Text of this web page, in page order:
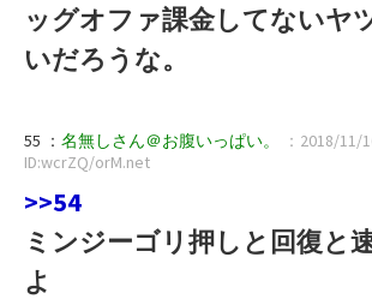
ッグオファ課金してないヤ
いだろうな。
55 ： 名無しさん＠お腹いっぱい。
：2018/11/
ID:wcrZQ/orM.net
>>54
ミンジーゴリ押しと回復と
よ